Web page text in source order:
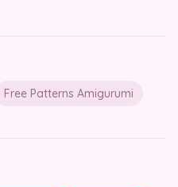
Free Patterns Amigurumi